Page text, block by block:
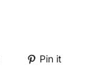
Pin it